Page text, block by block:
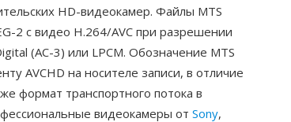
HD-видеокамер. Файлы MTS
2 с видео H.264/AVC при разрешении
(AC-3) или LPCM. Обозначение MTS
AVCHD на носителе записи, в отличие
формат транспортного потока в
видеокамеры от Sony,